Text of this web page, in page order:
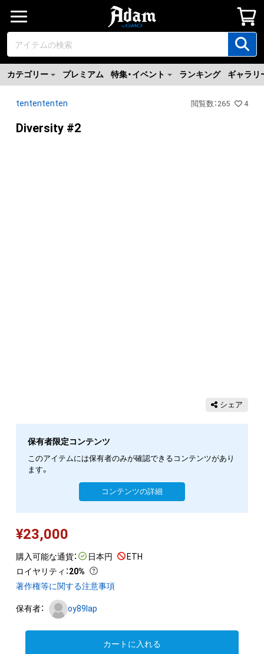
カテゴリー プレミアム 特集・イベント ランキング ギャラリ
tentententen 閲覧数 ：265 4
Diversity #2
シェア
保有者限定コンテンツ
このアイテムには保有者のみが確認できるコンテンツがあり
ます。
コンテンツの詳細
¥23,000
購入可能な通貨： 日本円
ETH
ロイヤリティ ：20%
著作権等に関する注意事項
保有者： oy89lap
カートに入れる